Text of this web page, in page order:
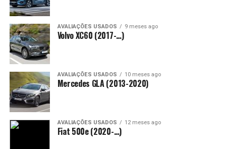
AVALIAÇÕES USADOS 9 meses ago
Volvo XC60 (2017-…)
AVALIAÇÕES USADOS 10 meses ago
Mercedes GLA (2013-2020)
AVALIAÇÕES USADOS 12 meses ago
Fiat 500e (2020-…)